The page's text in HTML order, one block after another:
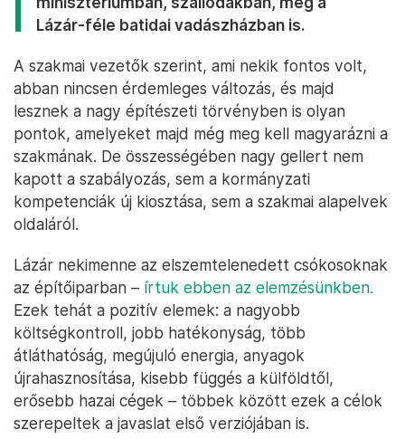
Lázár-féle batidai vadászházban is.
A szakmai vezetők szerint, ami nekik fontos volt,
abban nincsen érdemleges változás, és majd
lesznek a nagy építészeti törvényben is olyan
pontok, amelyeket majd még meg kell magyarázni a
szakmának. De összességében nagy gellert nem
kapott a szabályozás, sem a kormányzati
kompetenciák új kiosztása, sem a szakmai alapelvek
oldaláról.
Lázár nekimenne az elszemtelenedett csókosoknak
az építőiparban – írtuk ebben az elemzésünkben.
Ezek tehát a pozitív elemek: a nagyobb
költségkontroll, jobb hatékonyság, több
átláthatóság, megújuló energia, anyagok
újrahasznosítása, kisebb függés a külföldtől,
erősebb hazai cégek – többek között ezek a célok
szerepeltek a javaslat első verziójában is.